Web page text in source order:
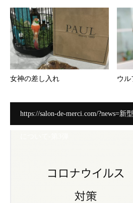
女神の差し入れ ウル
https://salon-de-merci.com/?news=